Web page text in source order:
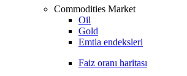
Commodities Market
Oil
Gold
Emtia endeksleri
Faiz oranı haritası